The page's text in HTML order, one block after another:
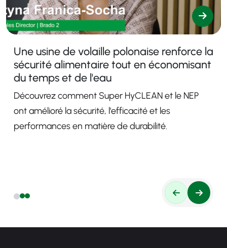
Une usine de volaille polonaise renforce la
sécurité alimentaire tout en économisant
du temps et de l'eau
Découvrez comment Super HyCLEAN et le NEP
ont amélioré la sécurité, l'efficacité et les
performances en matière de durabilité.